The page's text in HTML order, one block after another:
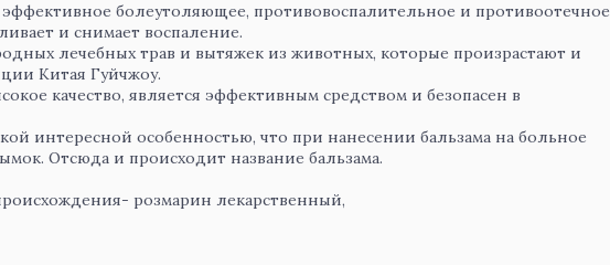
болеутоляющее, противовоспалительное и противоотечное
и снимает воспаление.
лечебных трав и вытяжек из животных, которые произрастают и
Китая Гуйчжоу.
качество, является эффективным средством и безопасен в
интересной особенностью, что при нанесении бальзама на больное
Отсюда и происходит название бальзама.
розмарин лекарственный,